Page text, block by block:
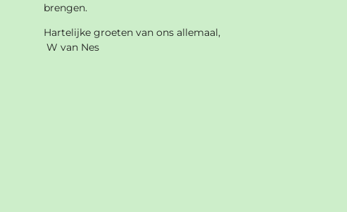
brengen.
Hartelijke groeten van ons allemaal,
W van Nes